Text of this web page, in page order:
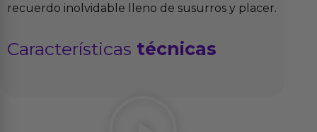
recuerdo inolvidable lleno de susurros y placer.
Características técnicas